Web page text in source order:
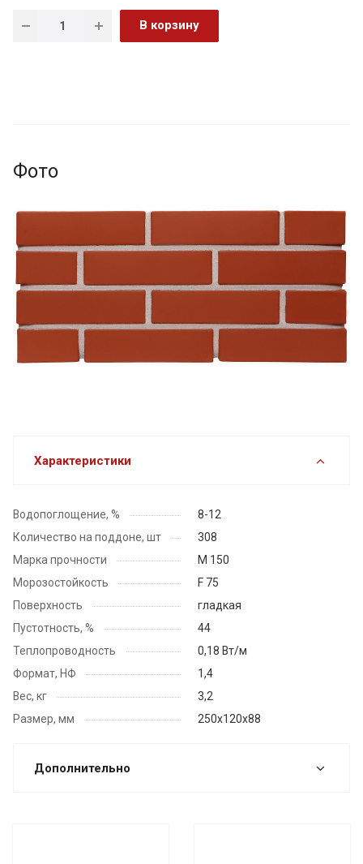
В корзину
Фото
Характеристики
Водопоглощение, %
8-12
Количество на поддоне, шт
308
Марка прочности
М 150
Морозостойкость
F 75
Поверхность
гладкая
Пустотность, %
44
Теплопроводность
0,18 Вт/м
Формат, НФ
1,4
Вес, кг
3,2
Размер, мм
250x120х88
Дополнительно